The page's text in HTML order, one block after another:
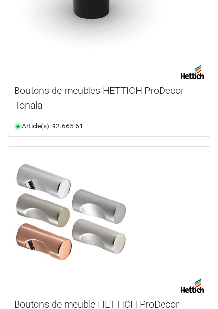
Boutons de meubles HETTICH ProDecor
Tonala
Article(s): 92.665.61
Boutons de meuble HETTICH ProDecor